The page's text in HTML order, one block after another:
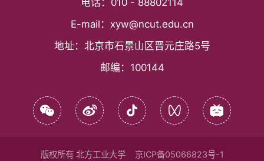
电话： 010 - 88802114
E-mail： xyw@ncut.edu.cn
地址： 北京市石景山区晋元庄路5号
邮编： 100144
版权所有 北方工业大学 京ICP备05066823号-1